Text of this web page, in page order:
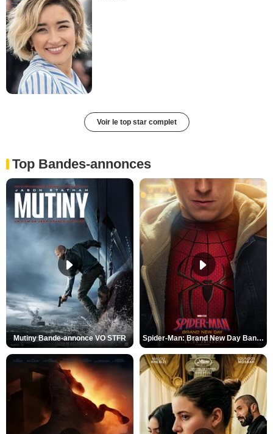
Voir le top star complet
Top Bandes-annonces
Mutiny Bande-annonce VO STFR Spider-Man: Brand New Day Bande-annonce VO STFR